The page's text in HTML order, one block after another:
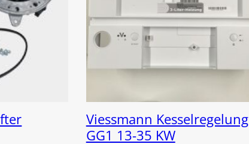
Viessmann Kesselregelung
GG1 13-35 KW